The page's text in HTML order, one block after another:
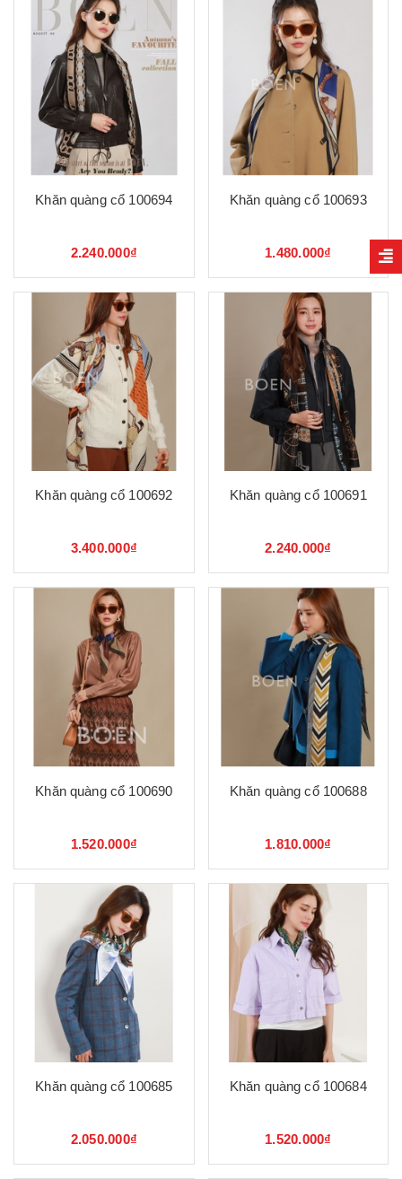
Khăn quàng cổ 100694
2.240.000₫
Khăn quàng cổ 100693
1.480.000₫
Khăn quàng cổ 100692
3.400.000₫
Khăn quàng cổ 100691
2.240.000₫
Khăn quàng cổ 100690
1.520.000₫
Khăn quàng cổ 100688
1.810.000₫
Khăn quàng cổ 100685
2.050.000₫
Khăn quàng cổ 100684
1.520.000₫